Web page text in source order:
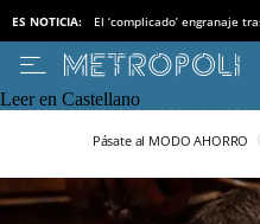
ES NOTICIA: El ‘complicado’ engranaje
Leer en Castellano
Pásate al MODO AHORRO